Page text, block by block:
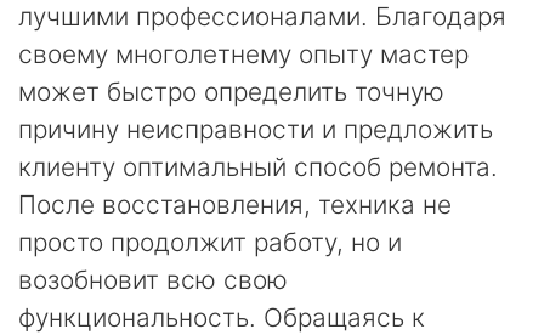
лучшими профессионалами. Благодаря
своему многолетнему опыту мастер
может быстро определить точную
причину неисправности и предложить
клиенту оптимальный способ ремонта.
После восстановления, техника не
просто продолжит работу, но и
возобновит всю свою
функциональность. Обращаясь к